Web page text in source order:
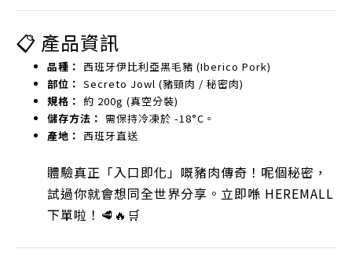
📋 產品資訊
品種： 西班牙伊比利亞黑毛豬 (Iberico Pork)
部位： Secreto Jowl (豬頸肉 / 秘密肉)
規格： 約 200g (真空分裝)
儲存方法： 需保持冷凍於 -18°C。
產地： 西班牙直送
體驗真正「入口即化」嘅豬肉傳奇！呢個秘密，
試過你就會想同全世界分享。立即喺 HEREMALL
下單啦！🥩🔥🛒